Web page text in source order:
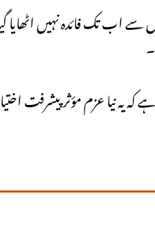
اب تک فائدہ نہیں اٹھایا
کہ یہ نیا عزم مؤثر